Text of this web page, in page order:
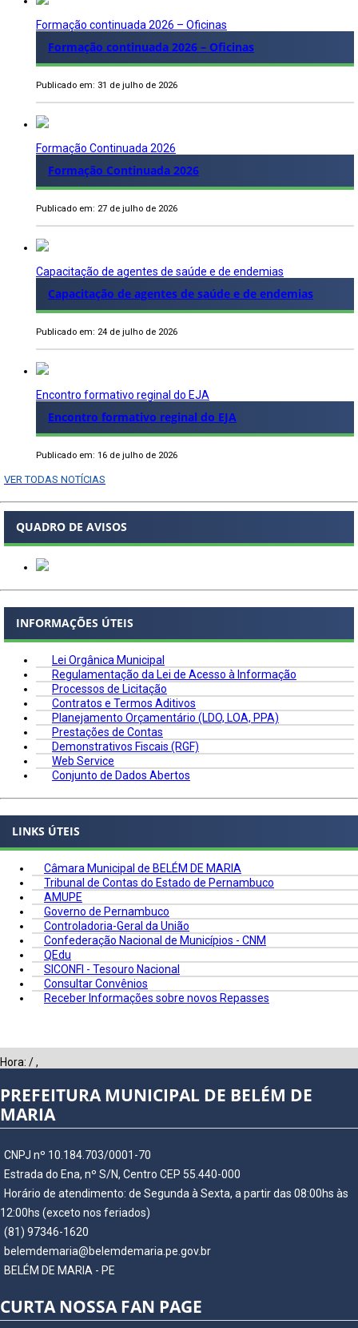
Formação continuada 2026 – Oficinas
Formação continuada 2026 – Oficinas
Publicado em: 31 de julho de 2026
Formação Continuada 2026
Formação Continuada 2026
Publicado em: 27 de julho de 2026
Capacitação de agentes de saúde e de endemias
Capacitação de agentes de saúde e de endemias
Publicado em: 24 de julho de 2026
Encontro formativo reginal do EJA
Encontro formativo reginal do EJA
Publicado em: 16 de julho de 2026
VER TODAS NOTÍCIAS
QUADRO DE AVISOS
INFORMAÇÕES ÚTEIS
Lei Orgânica Municipal
Regulamentação da Lei de Acesso à Informação
Processos de Licitação
Contratos e Termos Aditivos
Planejamento Orçamentário (LDO, LOA, PPA)
Prestações de Contas
Demonstrativos Fiscais (RGF)
Web Service
Conjunto de Dados Abertos
LINKS ÚTEIS
Câmara Municipal de BELÉM DE MARIA
Tribunal de Contas do Estado de Pernambuco
AMUPE
Governo de Pernambuco
Controladoria-Geral da União
Confederação Nacional de Municípios - CNM
QEdu
SICONFI - Tesouro Nacional
Consultar Convênios
Receber Informações sobre novos Repasses
Hora: /,
PREFEITURA MUNICIPAL DE BELÉM DE
MARIA
CNPJ nº 10.184.703/0001-70
Estrada do Ena, nº S/N, Centro CEP 55.440-000
Horário de atendimento: de Segunda à Sexta, a partir das 08:00hs às
12:00hs (exceto nos feriados)
(81) 97346-1620
belemdemaria@belemdemaria.pe.gov.br
BELÉM DE MARIA - PE
CURTA NOSSA FAN PAGE